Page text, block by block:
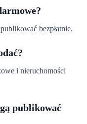
bezpłatnie.
i nieruchomości
publikować